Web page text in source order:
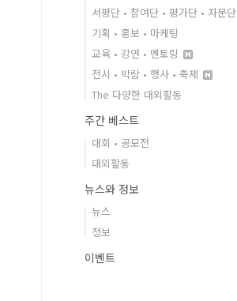
서평단 • 참여단 • 평가단 • 자문단
기획 • 홍보 • 마케팅
교육 • 강연 • 멘토링
전시 • 박람 • 행사 • 축제
The 다양한 대외활동
주간 베스트
대회 • 공모전
대외활동
뉴스와 정보
뉴스
정보
이벤트